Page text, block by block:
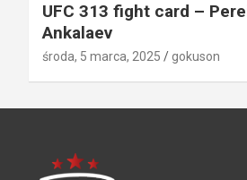
UFC 313 fight card –
Ankalaev
środa, 5 marca, 2025 gokuson